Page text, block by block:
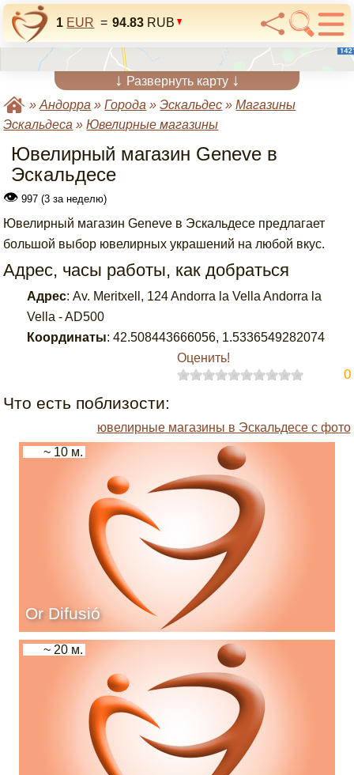
1 EUR = 94.83 RUB
↓ Развернуть карту ↓
»Андорра »Города »Эскальдес »Магазины
Эскальдеса »Ювелирные магазины
Ювелирный магазин Geneve в
Эскальдесе
👁 997 (3 за неделю)
Ювелирный магазин Geneve в Эскальдесе предлагает
большой выбор ювелирных украшений на любой вкус.
Адрес, часы работы, как добраться
Адрес:Av. Meritxell, 124 Andorra la Vella Andorra la
Vella - AD500
Координаты: 42.508443666056, 1.5336549282074
Оценить!
0
Что есть поблизости:
ювелирные магазины в Эскальдесе с фото
Or Difusió
~ 10 м.
~ 20 м.